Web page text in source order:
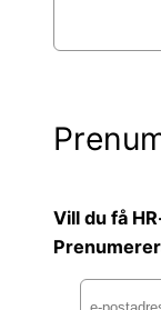
Vill du få